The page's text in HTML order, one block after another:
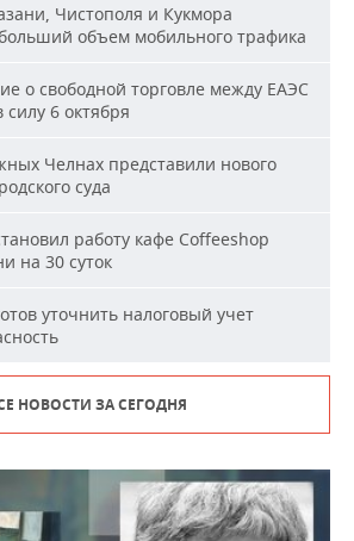
Чистополя и Кукмора
объем мобильного трафика
о свободной торговле между ЕАЭС
6 октября
Челнах представили нового
суда
работу кафе Coffeeshop
на 30 суток
уточнить налоговый учет
НОВОСТИ ЗА СЕГОДНЯ